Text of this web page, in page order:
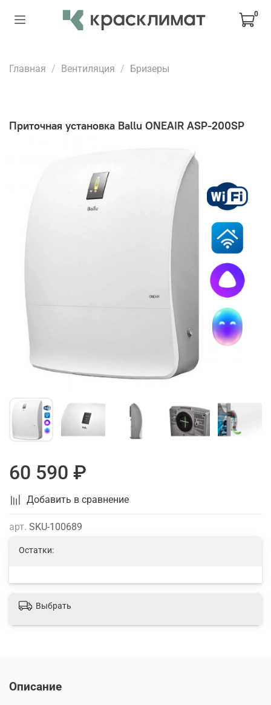
0
Главная Вентиляция Бризеры
Приточная установка Ballu ONEAIR ASP-200SP
Добавить в сравнение
арт. SKU-100689
60 590 ₽
Остатки:
Выбрать
Описание